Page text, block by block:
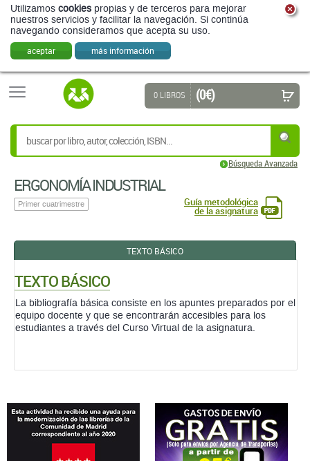
Utilizamos cookies propias y de terceros para mejorar
nuestros servicios y facilitar la navegación. Si continúa
navegando consideramos que acepta su uso.
aceptar más información
Búsqueda Avanzada
0 LIBROS (0 €)
ERGONOMÍA INDUSTRIAL
Primer cuatrimestre Guía metodológica
de la asignatura
TEXTO BÁSICO
TEXTO BÁSICO
La bibliografía básica consiste en los apuntes preparados por el
equipo docente y que se encontrarán accesibles para los
estudiantes a través del Curso Virtual de la asignatura.